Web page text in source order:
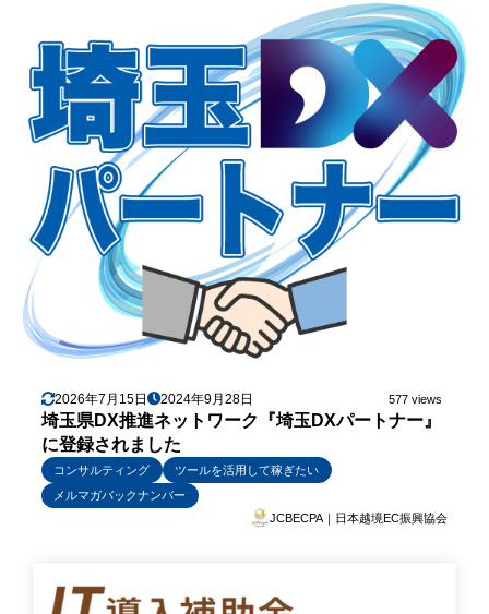
2026年7月15日 2024年9月28日 577 views
埼玉県DX推進ネットワーク『埼玉DXパートナー』
に登録されました
コンサルティング
ツールを活用して稼ぎたい
メルマガバックナンバー
JCBECPA｜日本越境EC振興協会